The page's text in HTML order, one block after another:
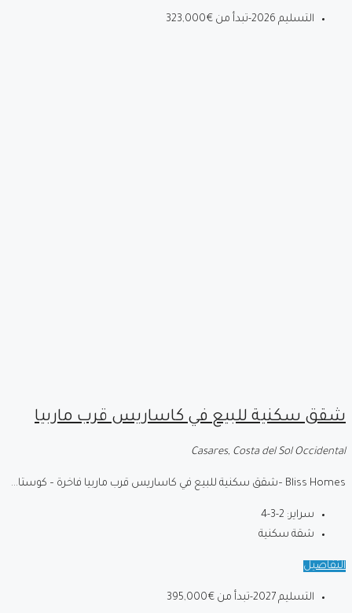
التسليم 2026-تبدأ من €323,000
شقق سكنية للبيع في كاساريس قرب ماربيا
Casares, Costa del Sol Occidental
Bliss Homes –شقق سكنية للبيع في كاساريس قرب ماربيا فاخرة – كوستا...
سراير: 2-3-4
شقة سكنية
التفاصيل
التسليم 2027-تبدأ من €395,000